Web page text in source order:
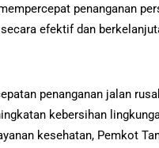
penanganan
efektif dan
penanganan jalan
kebersihan
kesehatan, Pemkot